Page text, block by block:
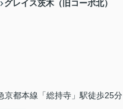
グレイス茨木（旧コーポ北）
京都本線「総持寺」駅徒歩25分